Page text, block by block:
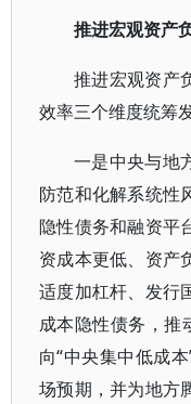
推进宏观资产
推进宏观资产
效率三个维度统筹发
一是中央与地
防范和化解系统性
隐性债务和融资平
资成本更低、资产
适度加杠杆、发行
成本隐性债务，推
向“中央集中低成
场预期，并为地方